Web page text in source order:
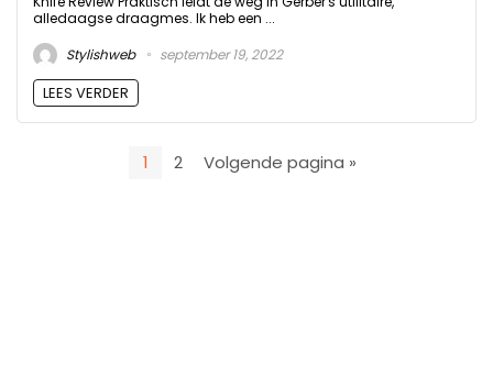
alledaagse draagmes. Ik heb een ...
Stylishweb
september 19, 2022
LEES VERDER
1 2 Volgende pagina »